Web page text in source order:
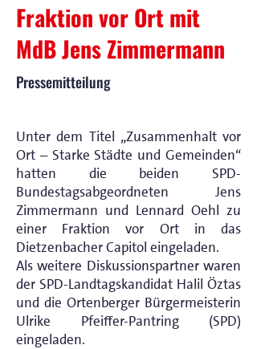
Fraktion vor Ort mit
MdB Jens Zimmermann
Pressemitteilung
Unter dem Titel „Zusammenhalt vor
Ort – Starke Städte und Gemeinden“
hatten die beiden SPD-
Bundestagsabgeordneten Jens
Zimmermann und Lennard Oehl zu
einer Fraktion vor Ort in das
Dietzenbacher Capitol eingeladen.
Als weitere Diskussionspartner waren
der SPD-Landtagskandidat Halil Öztas
und die Ortenberger Bürgermeisterin
Ulrike Pfeiffer-Pantring (SPD)
eingeladen.